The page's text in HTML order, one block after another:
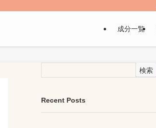
成分一覧
検索
Recent Posts